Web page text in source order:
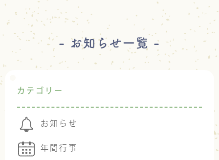
- お知らせ一覧 -
カテゴリー
お知らせ
年間行事